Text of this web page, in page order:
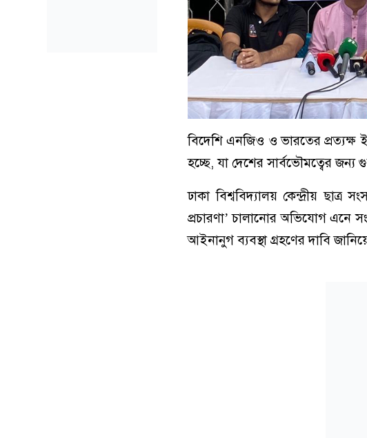
বিদেশি এনজিও ও ভারতের প্রত্যক্ষ
হচ্ছে, যা দেশের সার্বভৌমত্বের
ঢাকা বিশ্ববিদ্যালয় কেন্দ্রীয় ছাত্র
প্রচারণা’ চালানোর অভিযোগ এনে
আইনানুগ ব্যবস্থা গ্রহণের দাবি